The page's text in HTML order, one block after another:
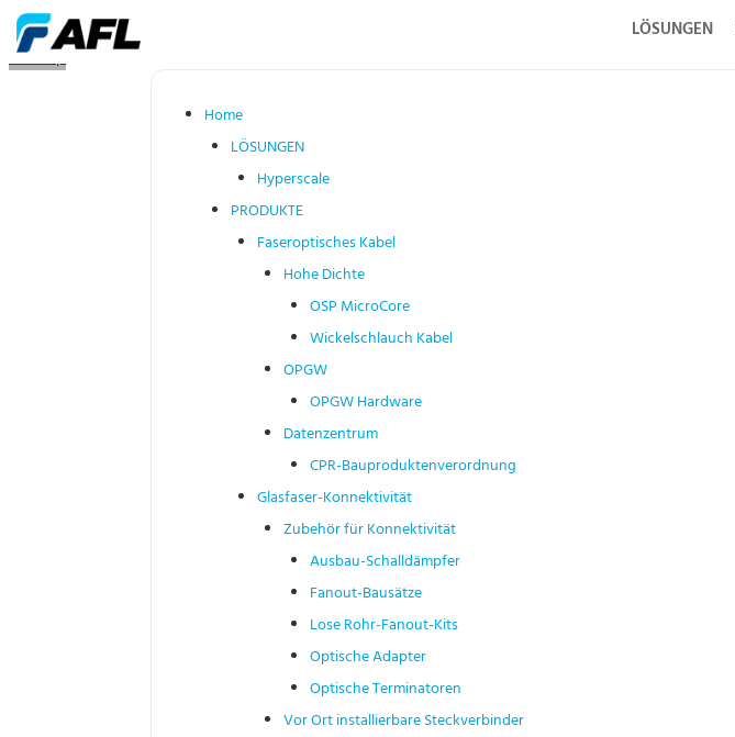
LÖSUNGEN
sitemap
Home
LÖSUNGEN
Hyperscale
PRODUKTE
Faseroptisches Kabel
Hohe Dichte
OSP MicroCore
Wickelschlauch Kabel
OPGW
OPGW Hardware
Datenzentrum
CPR-Bauproduktenverordnung
Glasfaser-Konnektivität
Zubehör für Konnektivität
Ausbau-Schalldämpfer
Fanout-Bausätze
Lose Rohr-Fanout-Kits
Optische Adapter
Optische Terminatoren
Vor Ort installierbare Steckverbinder